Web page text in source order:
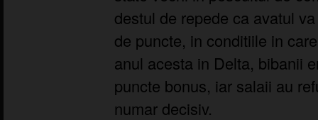
destul de repede ca avatul
de puncte, in conditiile in
anul acesta in Delta, bibanii
puncte bonus, iar salaii au
numar decisiv.